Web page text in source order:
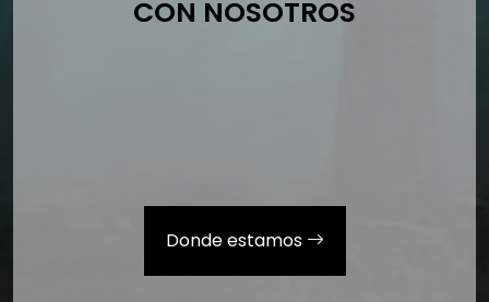
CON NOSOTROS
Donde estamos